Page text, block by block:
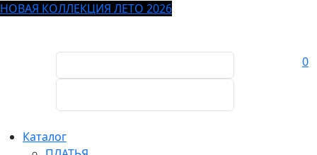
НОВАЯ КОЛЛЕКЦИЯ ЛЕТО 2026
0
Каталог